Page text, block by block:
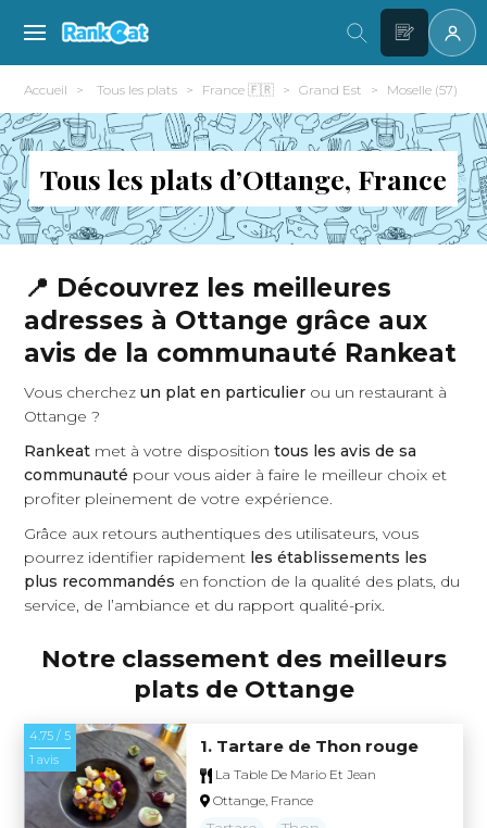
Accueil Tous les plats France 🇫🇷 Grand Est Moselle (57)
Tous les plats d’Ottange, France
📍 Découvrez les meilleures
adresses à Ottange grâce aux
avis de la communauté Rankeat
Vous cherchezun plat en particulier ou un restaurant à
Ottange ?
Rankeat met à votre dispositiontous les avis de sa
communauté pour vous aider à faire le meilleur choix et
profiter pleinement de votre expérience.
Grâce aux retours authentiques des utilisateurs, vous
pourrez identifier rapidement les établissements les
plus recommandés en fonction de la qualité des plats, du
service, de l’ambiance et du rapport qualité-prix.
Notre classement des meilleurs
plats de Ottange
4.75 / 5
1 avis
1. Tartare de Thon rouge
La Table De Mario Et Jean
Ottange, France